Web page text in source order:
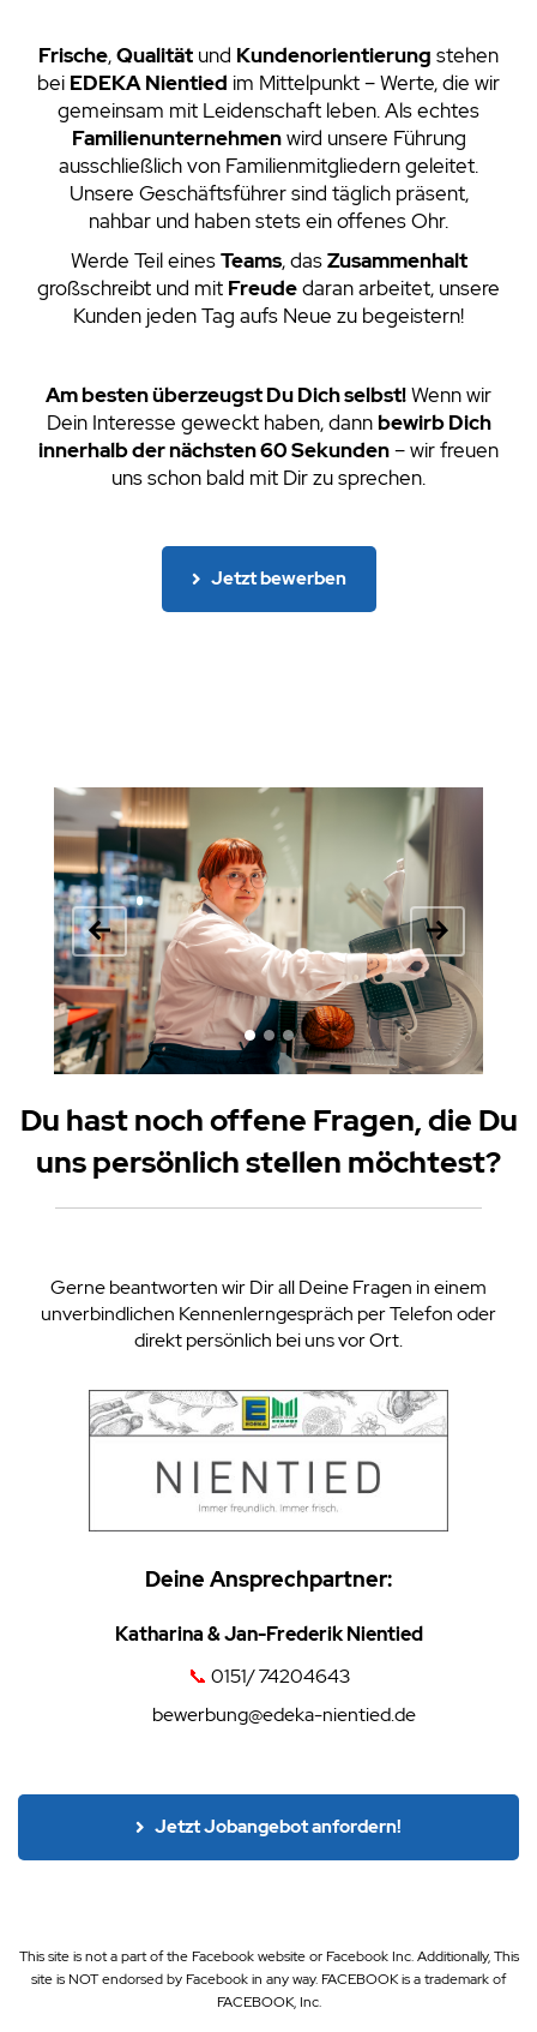
Frische,Qualität und Kundenorientierung stehen
bei EDEKA Nientied im Mittelpunkt – Werte, die wir
gemeinsam mit Leidenschaft leben. Als echtes
Familienunternehmenwird unsere Führung
ausschließlich von Familienmitgliedern geleitet.
Unsere Geschäftsführer sind täglich präsent,
nahbar und haben stets ein offenes Ohr.
Werde Teil einesTeams, dasZusammenhalt
großschreibt und mit Freudedaran arbeitet, unsere
Kunden jeden Tag aufs Neue zu begeistern!
Am besten überzeugst Du Dich selbst!Wenn wir
Dein Interesse geweckt haben, dann bewirb Dich
innerhalb der nächsten 60 Sekunden– wir freuen
uns schon bald mit Dir zu sprechen.
Jetzt bewerben
Du hast noch offene Fragen, die Du
uns persönlich stellen möchtest?
Gerne beantworten wir Dir all Deine Fragen in einem
unverbindlichen Kennenlerngespräch per Telefon oder
direkt persönlich bei uns vor Ort.
Deine Ansprechpartner:
Katharina & Jan-Frederik Nientied
📞 0151/ 74204643
bewerbung@edeka-nientied.de
Jetzt Jobangebot anfordern!
This site is not a part of the Facebook website or Facebook Inc. Additionally, This
site is NOT endorsed by Facebook in any way. FACEBOOK is a trademark of
FACEBOOK, Inc.